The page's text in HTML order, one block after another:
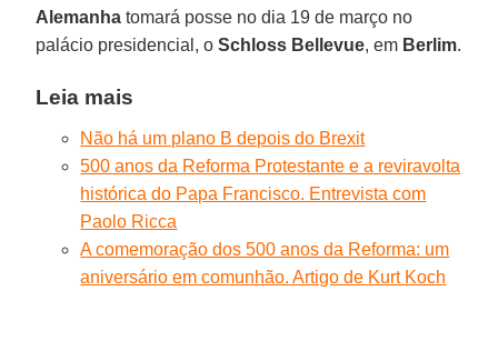
Alemanha tomará posse no dia 19 de março no
palácio presidencial, oSchloss Bellevue, em Berlim.
Leia mais
Não há um plano B depois do Brexit
500 anos da Reforma Protestante e a reviravolta
histórica do Papa Francisco. Entrevista com
Paolo Ricca
A comemoração dos 500 anos da Reforma: um
aniversário em comunhão. Artigo de Kurt Koch